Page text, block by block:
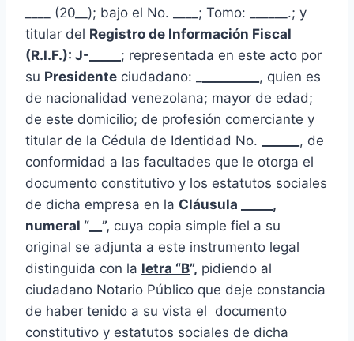
____ (20__); bajo el No. ____; Tomo: ______.; y
titular del Registro de Información Fiscal
(R.I.F.): J-_____ ; representada en este acto por
su Presidente ciudadano: _
, quien es
de nacionalidad venezolana; mayor de edad;
de este domicilio; de profesión comerciante y
titular de la Cédula de Identidad No.
, de
conformidad a las facultades que le otorga el
documento constitutivo y los estatutos sociales
de dicha empresa en la Cláusula _____,
numeral “__”, cuya copia simple fiel a su
original se adjunta a este instrumento legal
distinguida con la letra “B”, pidiendo al
ciudadano Notario Público que deje constancia
de haber tenido a su vista el documento
constitutivo y estatutos sociales de dicha